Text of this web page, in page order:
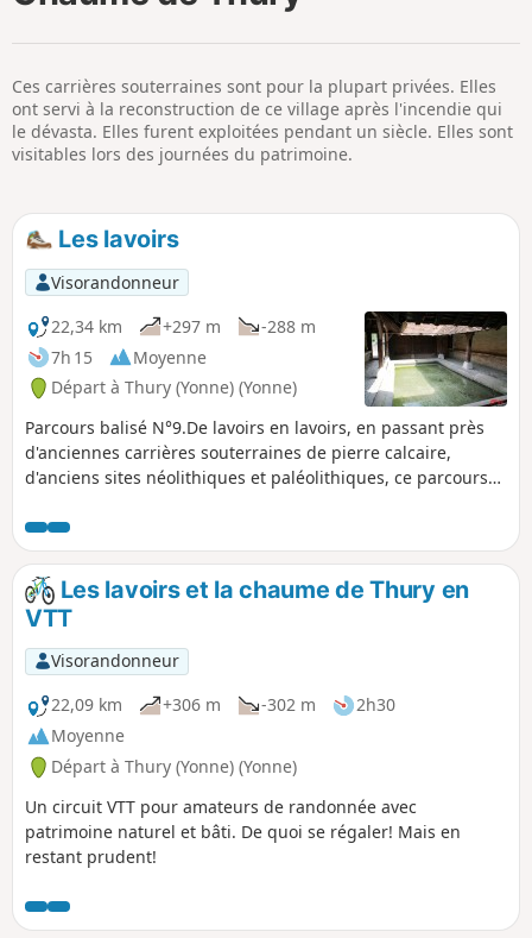
Ces carrières souterraines sont pour la plupart privées. Elles
ont servi à la reconstruction de ce village après l'incendie qui
le dévasta. Elles furent exploitées pendant un siècle. Elles sont
visitables lors des journées du patrimoine.
Les lavoirs
Visorandonneur
22,34 km
+297 m
-288 m
7h 15
Moyenne
Départ à Thury (Yonne) (Yonne)
Parcours balisé N°9.De lavoirs en lavoirs, en passant près
d'anciennes carrières souterraines de pierre calcaire,
d'anciens sites néolithiques et paléolithiques, ce parcours
de rejoindre le cœur du village. Beaux points de vue sur
une grande partie du parcours.Attention, ce sens de
parcours est réservé aux randonneurs à pied. Pour les
amateurs de VTT ou VTC ou cheval, ce parcours vous est
dédié.
Les lavoirs et la chaume de Thury en
VTT
Visorandonneur
22,09 km
+306 m -302 m
2h30
Moyenne
Départ à Thury (Yonne) (Yonne)
Un circuit VTT pour amateurs de randonnée avec
patrimoine naturel et bâti. De quoi se régaler! Mais en
restant prudent!